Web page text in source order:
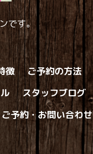
です。
徴
ご予約の方法
スタッフブログ
ご予約・お問い合わせ